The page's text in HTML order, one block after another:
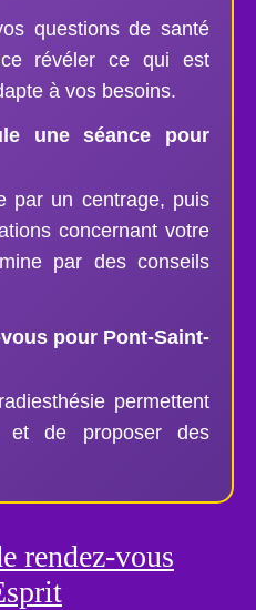
questions de santé
révéler ce qui est
à vos besoins.
une séance pour
par un centrage, puis
concernant votre
par des conseils
pour Pont-Saint-
permettent
et de proposer des
rendez-vous